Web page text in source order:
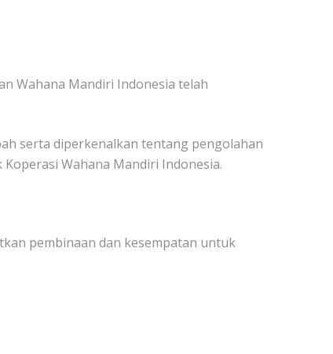
Wahana Mandiri Indonesia telah
serta diperkenalkan tentang pengolahan
Wahana Mandiri Indonesia.
pembinaan dan kesempatan untuk